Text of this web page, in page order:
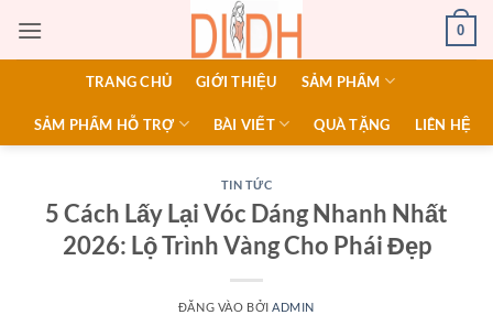
qua
0
TRANG CHỦ GIỚI THIỆU SẢM PHẨM
SẢM PHẨM HỖ TRỢ BÀI VIẾT QUÀ TẶNG LIÊN HỆ
TIN TỨC
5 Cách Lấy Lại Vóc Dáng Nhanh Nhất
2026: Lộ Trình Vàng Cho Phái Đẹp
ĐĂNG VÀO BỞI ADMIN